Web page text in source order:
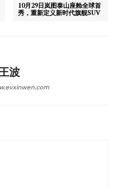
10月29日岚图泰山座舱全球首
秀，重新定义新时代旗舰SUV
波